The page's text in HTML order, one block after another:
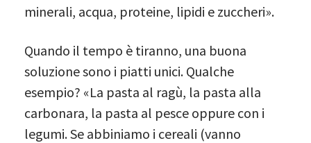
minerali, acqua, proteine, lipidi e zuccheri».
Quando il tempo è tiranno, una buona
soluzione sono i piatti unici. Qualche
esempio? «La pasta al ragù, la pasta alla
carbonara, la pasta al pesce oppure con i
legumi. Se abbiniamo i cereali (vanno